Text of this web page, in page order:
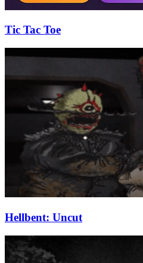
Tic Tac Toe
Hellbent: Uncut